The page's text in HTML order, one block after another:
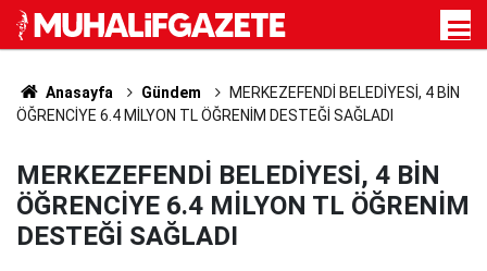
Anasayfa Gündem
MERKEZEFENDİ BELEDİYESİ, 4 BİN
ÖĞRENCİYE 6.4 MİLYON TL ÖĞRENİM DESTEĞİ SAĞLADI
MERKEZEFENDİ BELEDİYESİ, 4 BİN
ÖĞRENCİYE 6.4 MİLYON TL ÖĞRENİM
DESTEĞİ SAĞLADI